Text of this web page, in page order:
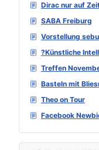
Dirac nur auf
SABA Freiburg
Vorstellung sebu
?Künstliche
Treffen
Basteln mit
Theo on Tour
Facebook